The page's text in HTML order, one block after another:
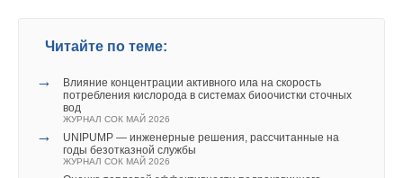
Читайте по теме:
→
Влияние концентрации активного ила на скорость
потребления кислорода в системах биоочистки сточных
вод
ЖУРНАЛ СОК МАЙ 2026
→
UNIPUMP — инженерные решения, рассчитанные на
годы безотказной службы
ЖУРНАЛ СОК МАЙ 2026